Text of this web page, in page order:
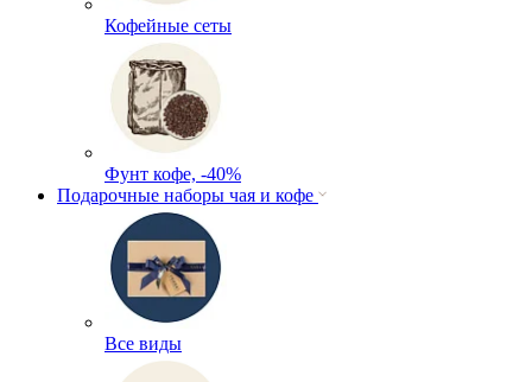
Кофейные сеты
Фунт кофе, -40%
Подарочные наборы чая и кофе
Все виды